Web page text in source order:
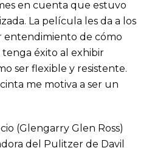
en cuenta que estuvo
La película les da a los
entendimiento de cómo
éxito al exhibir
ser flexible y resistente.
me motiva a ser un
(Glengarry Glen Ross)
del Pulitzer de Davil